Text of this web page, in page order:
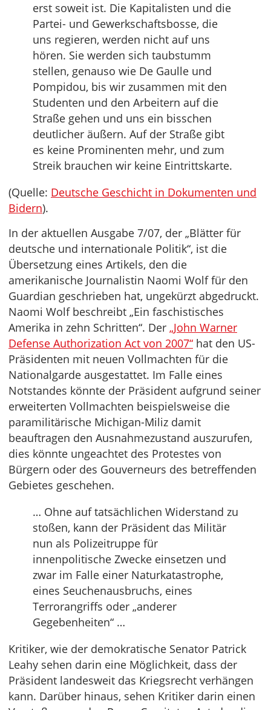
erst soweit ist. Die Kapitalisten und die
Partei- und Gewerkschaftsbosse, die
uns regieren, werden nicht auf uns
hören. Sie werden sich taubstumm
stellen, genauso wie De Gaulle und
Pompidou, bis wir zusammen mit den
Studenten und den Arbeitern auf die
Straße gehen und uns ein bisschen
deutlicher äußern. Auf der Straße gibt
es keine Prominenten mehr, und zum
Streik brauchen wir keine Eintrittskarte.
(Quelle: Deutsche Geschicht in Dokumenten und
Bidern).
In der aktuellen Ausgabe 7/07, der „Blätter für
deutsche und internationale Politik“, ist die
Übersetzung eines Artikels, den die
amerikanische Journalistin Naomi Wolf für den
Guardian geschrieben hat, ungekürzt abgedruckt.
Naomi Wolf beschreibt „Ein faschistisches
Amerika in zehn Schritten“. Der „John Warner
Defense Authorization Act von 2007“ hat den US-
Präsidenten mit neuen Vollmachten für die
Nationalgarde ausgestattet. Im Falle eines
Notstandes könnte der Präsident aufgrund seiner
erweiterten Vollmachten beispielsweise die
paramilitärische Michigan-Miliz damit
beauftragen den Ausnahmezustand auszurufen,
dies könnte ungeachtet des Protestes von
Bürgern oder des Gouverneurs des betreffenden
Gebietes geschehen.
… Ohne auf tatsächlichen Widerstand zu
stoßen, kann der Präsident das Militär
nun als Polizeitruppe für
innenpolitische Zwecke einsetzen und
zwar im Falle einer Naturkatastrophe,
eines Seuchenausbruchs, eines
Terrorangriffs oder „anderer
Gegebenheiten“ …
Kritiker, wie der demokratische Senator Patrick
Leahy sehen darin eine Möglichkeit, dass der
Präsident landesweit das Kriegsrecht verhängen
kann. Darüber hinaus, sehen Kritiker darin einen